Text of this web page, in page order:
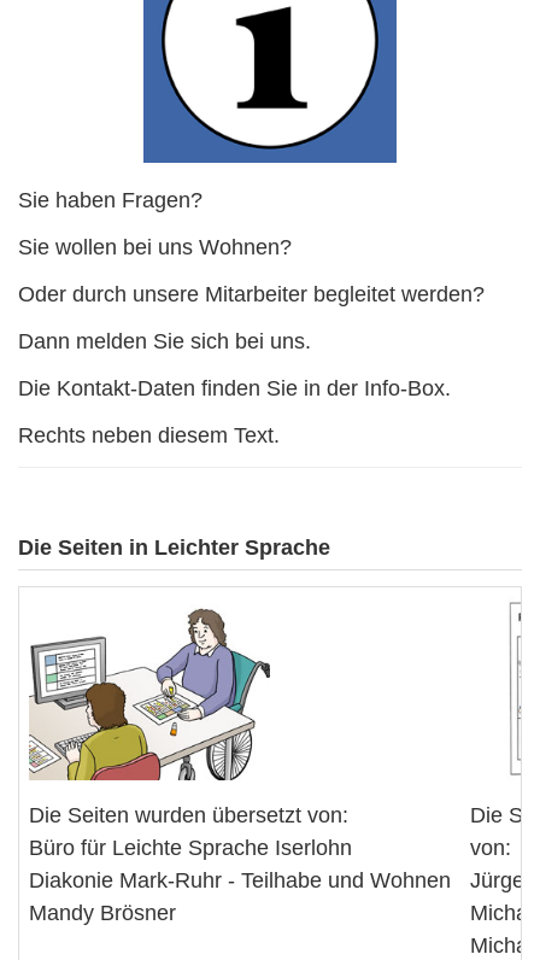
Sie haben Fragen?
Sie wollen bei uns Wohnen?
Oder durch unsere Mitarbeiter begleitet werden?
Dann melden Sie sich bei uns.
Die Kontakt-Daten finden Sie in der Info-Box.
Rechts neben diesem Text.
Die Seiten in Leichter Sprache
Die Seiten wurden übersetzt von:
Büro für Leichte Sprache Iserlohn
Diakonie Mark-Ruhr - Teilhabe und Wohnen
Mandy Brösner
Die
von: